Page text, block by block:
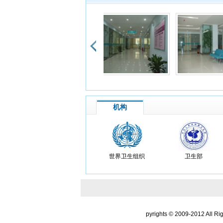
我是
朋友
又告
是比
感觉
药都
徐大
本人
机构
世界卫生组织 卫生部
pyrights © 2009-2012 All